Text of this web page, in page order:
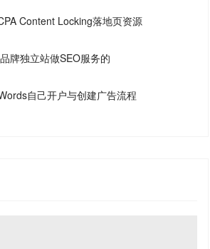
Content Locking落地页资源
牌独立站做SEO服务的
自己开户与创建广告流程